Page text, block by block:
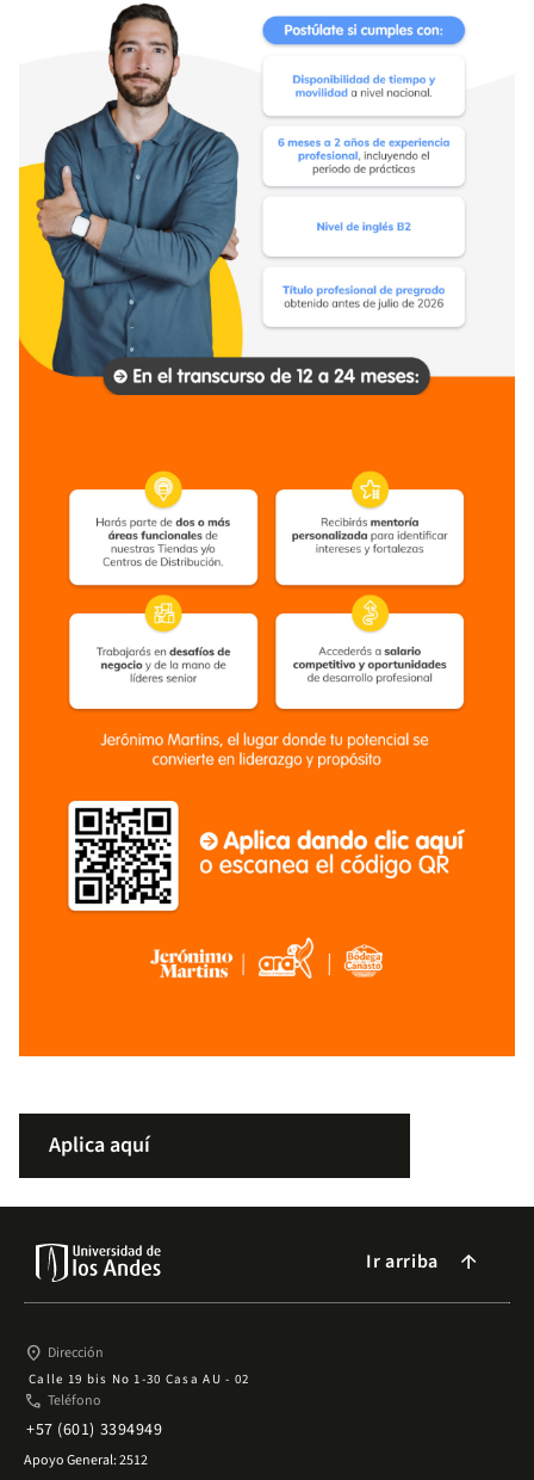
Aplica aquí
Ir arriba arrow_forward
place Dirección
Calle 19 bis No 1-30 Casa AU - 02
phone Teléfono
+57 (601) 3394949
Apoyo General: 2512